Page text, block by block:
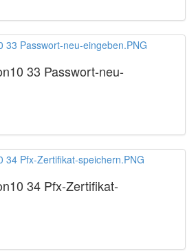
33 Passwort-neu-
34 Pfx-Zertifikat-